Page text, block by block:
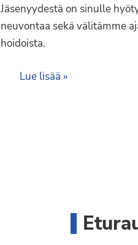
Jäsenyydestä on sinulle
neuvontaa sekä välitämme
hoidoista.
Lue lisää »